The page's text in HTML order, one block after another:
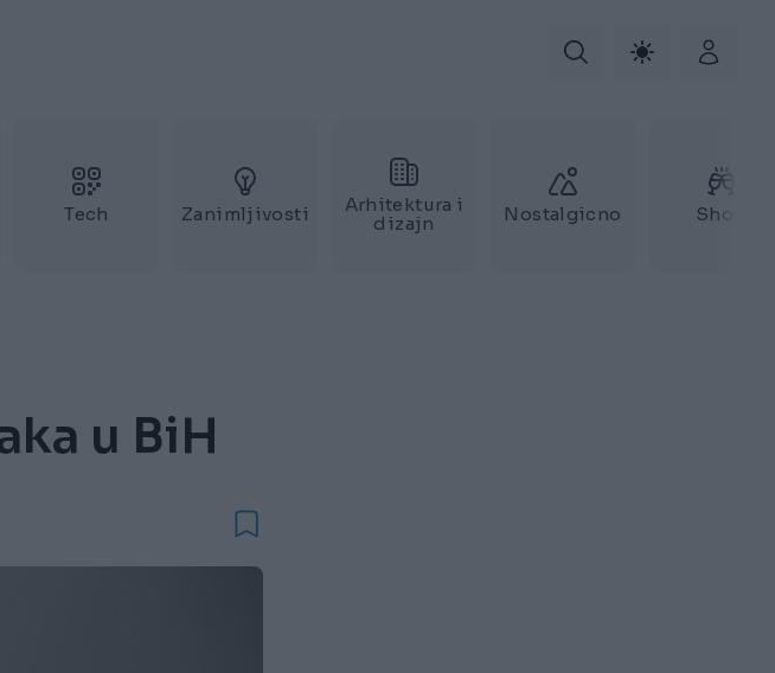
Tech Zanimljivosti
Arhitektura i
dizajn
Nostalgicno Show
u BiH